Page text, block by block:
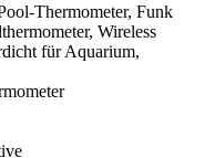
Thermometer, Funk
Wireless
für Aquarium,